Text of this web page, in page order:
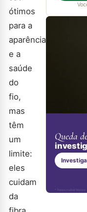
ótimos
para a
aparência
e a
saúde
do
fio,
mas
têm
um
limite:
eles
cuidam
da
Queda
* Responsável